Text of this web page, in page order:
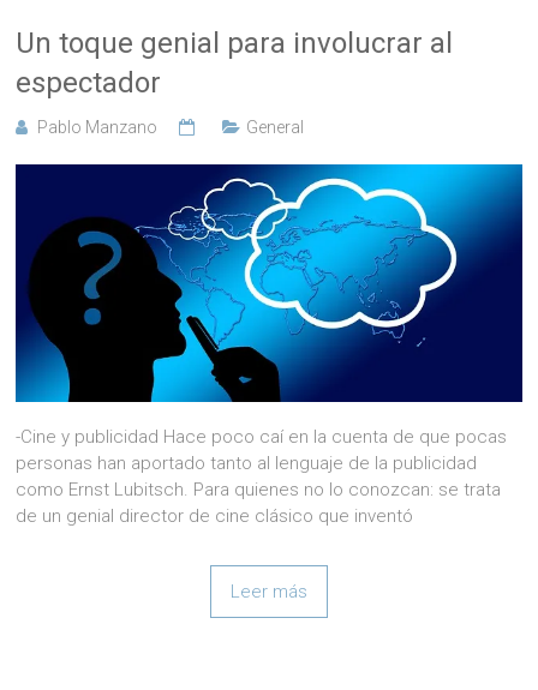
Un toque genial para involucrar al
espectador
Pablo Manzano General
-Cine y publicidad Hace poco caí en la cuenta de que pocas
personas han aportado tanto al lenguaje de la publicidad
como Ernst Lubitsch. Para quienes no lo conozcan: se trata
de un genial director de cine clásico que inventó
Leer más